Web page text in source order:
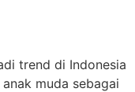
trend di Indonesia
muda sebagai